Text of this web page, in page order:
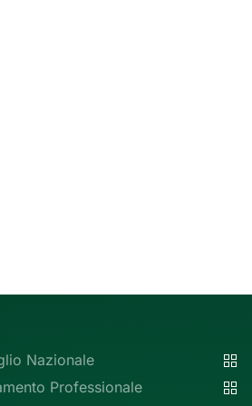
Nazionale
Professionale